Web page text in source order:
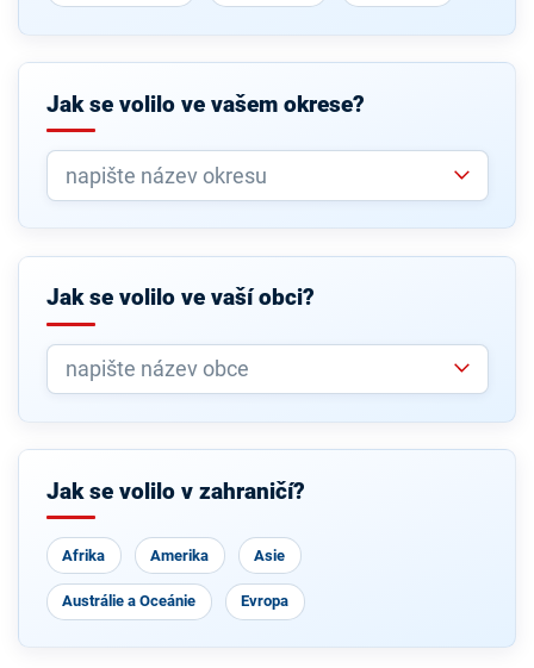
Jak se volilo ve vašem okrese?
Jak se volilo ve vaší obci?
Jak se volilo v zahraničí?
Afrika Amerika Asie
Austrálie a Oceánie Evropa